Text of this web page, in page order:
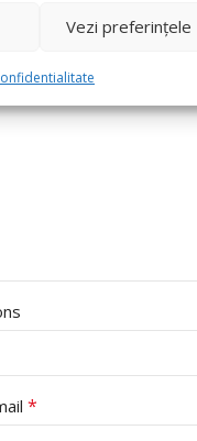
Vezi preferințele
*